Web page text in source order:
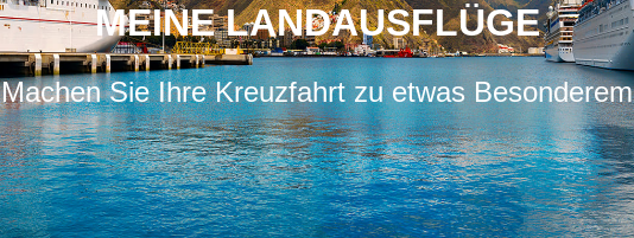
MEINE LANDAUSFLÜGE
Machen Sie Ihre Kreuzfahrt zu etwas Besonderem